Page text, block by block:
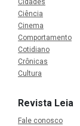
Cidades
Ciência
Cinema
Comportamento
Cotidiano
Crônicas
Cultura
Revista Leia
Fale conosco